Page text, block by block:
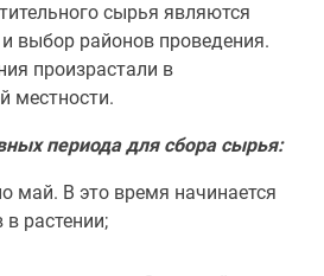
сырья являются
выбор районов проведения.
произрастали в
местности.
периода для сбора сырья:
май. В это время начинается
растении;